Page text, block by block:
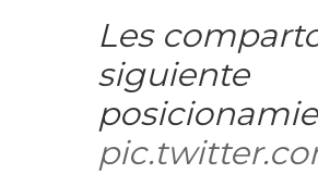
Les
siguiente